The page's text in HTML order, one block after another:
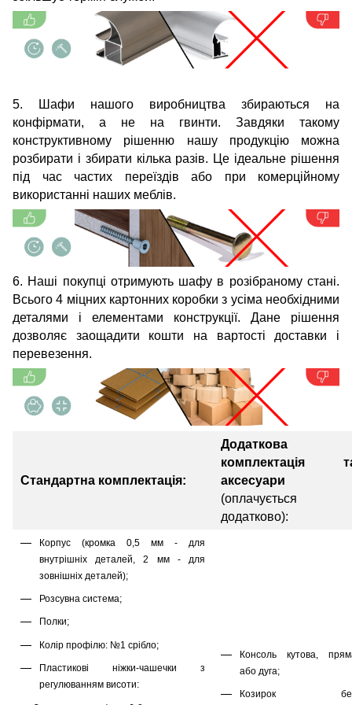
5. Шафи нашого виробництва збираються на
конфірмати, а не на гвинти. Завдяки такому
конструктивному рішенню нашу продукцію можна
розбирати і збирати кілька разів. Це ідеальне рішення
під час частих переїздів або при комерційному
використанні наших меблів.
6. Наші покупці отримують шафу в розібраному стані.
Всього 4 міцних картонних коробки з усіма необхідними
деталями і елементами конструкції. Дане рішення
дозволяє заощадити кошти на вартості доставки і
перевезення.
Стандартна комплектація:
Додаткова
комплектація
аксесуари
(оплачується
додатково):
Корпус (кромка 0,5 мм - для
внутрішніх деталей, 2 мм - для
зовнішніх деталей);
Розсувна система;
Полки;
Колір профілю: №1 срібло;
Пластикові ніжки-чашечки з
регулюванням висоти:
Консоль кутова,
або дуга;
Козирок